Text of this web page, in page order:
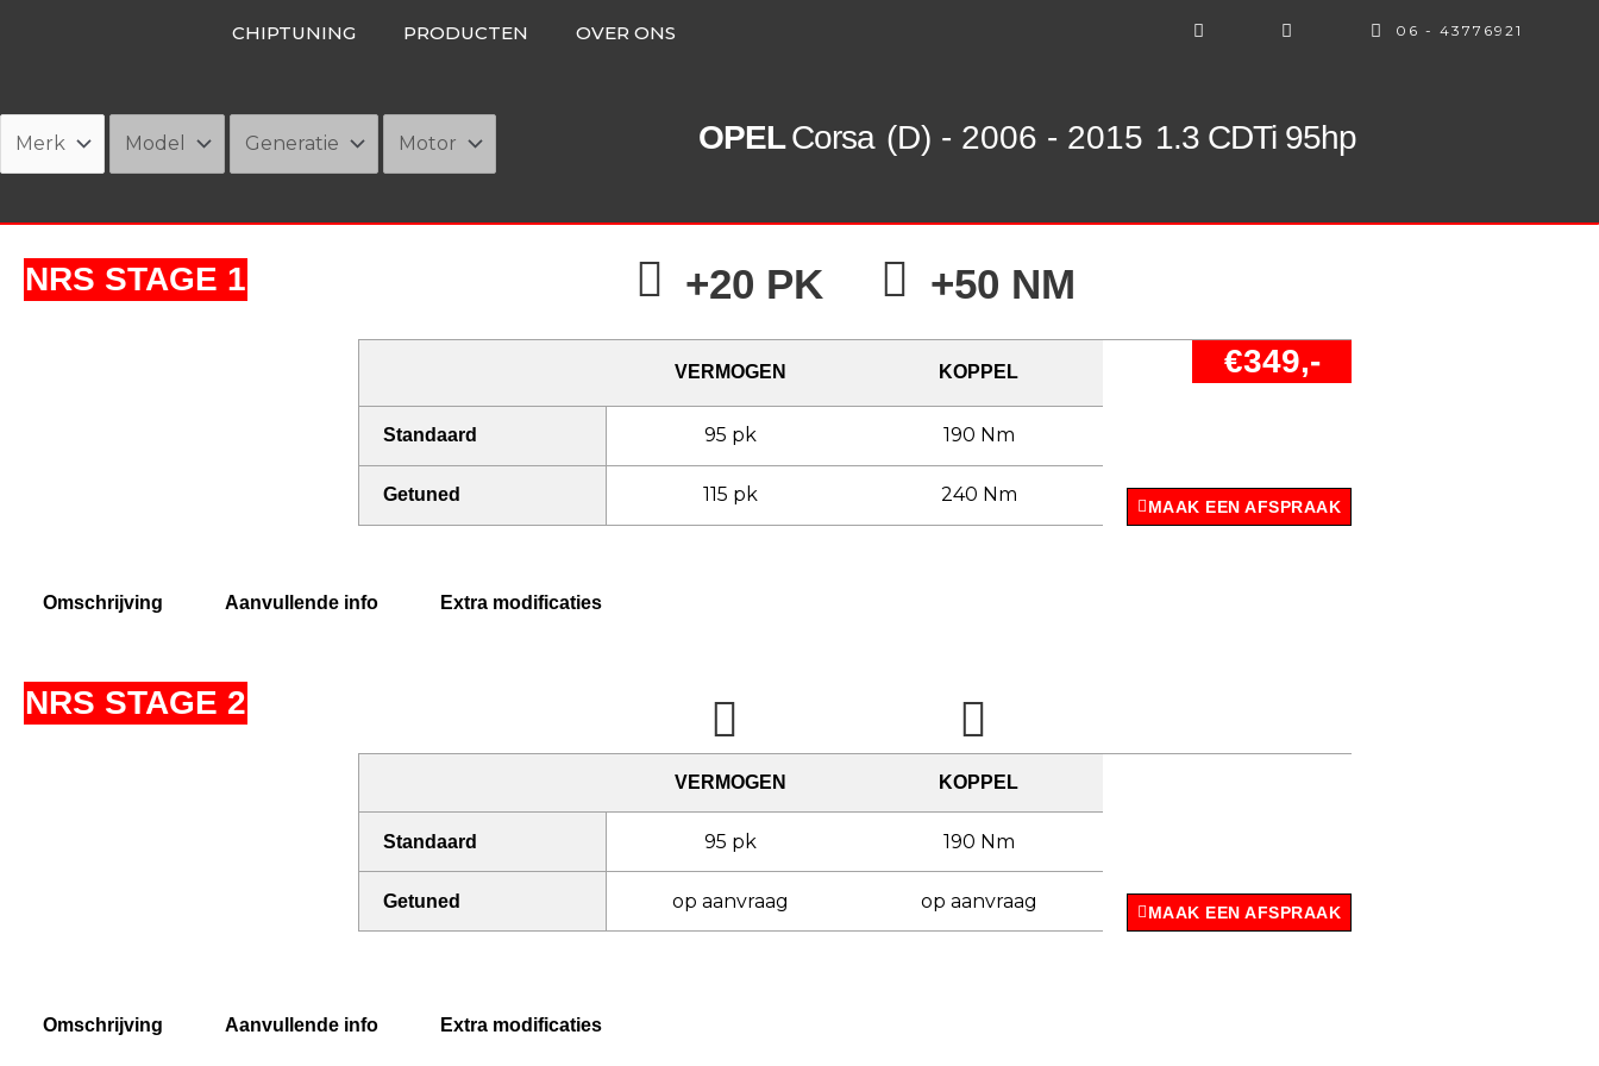
CHIPTUNING PRODUCTEN OVER ONS 06 - 43776921
OPELCorsa (D) - 2006 - 2015 1.3 CDTi 95hp
NRS STAGE 1 +20 PK +50 NM
VERMOGEN KOPPEL €349,-
Standaard 95 pk 190 Nm
Getuned 115 pk 240 Nm
MAAK EEN AFSPRAAK
Omschrijving Aanvullende info Extra modificaties
NRS STAGE 2
VERMOGEN KOPPEL
Standaard 95 pk 190 Nm
Getuned op aanvraag op aanvraag
MAAK EEN AFSPRAAK
Omschrijving Aanvullende info Extra modificaties